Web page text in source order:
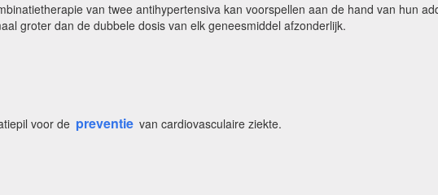
van twee antihypertensiva kan voorspellen aan de hand van hun
groter dan de dubbele dosis van elk geneesmiddel afzonderlijk.
voor de preventie van cardiovasculaire ziekte.